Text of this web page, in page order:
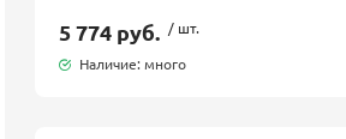
5 774 руб. / шт.
Наличие: много